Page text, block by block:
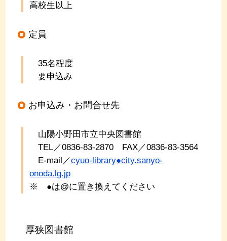
高校生以上
定員
35名程度
要申込み
お申込み・お問合せ先
山陽小野田市立中央図書館
TEL／0836-83-2870 FAX／0836-83-3564
E-mail／cyuo-library●city.sanyo-
onoda.lg.jp
※ ●は@に置き換えてください
厚狭図書館